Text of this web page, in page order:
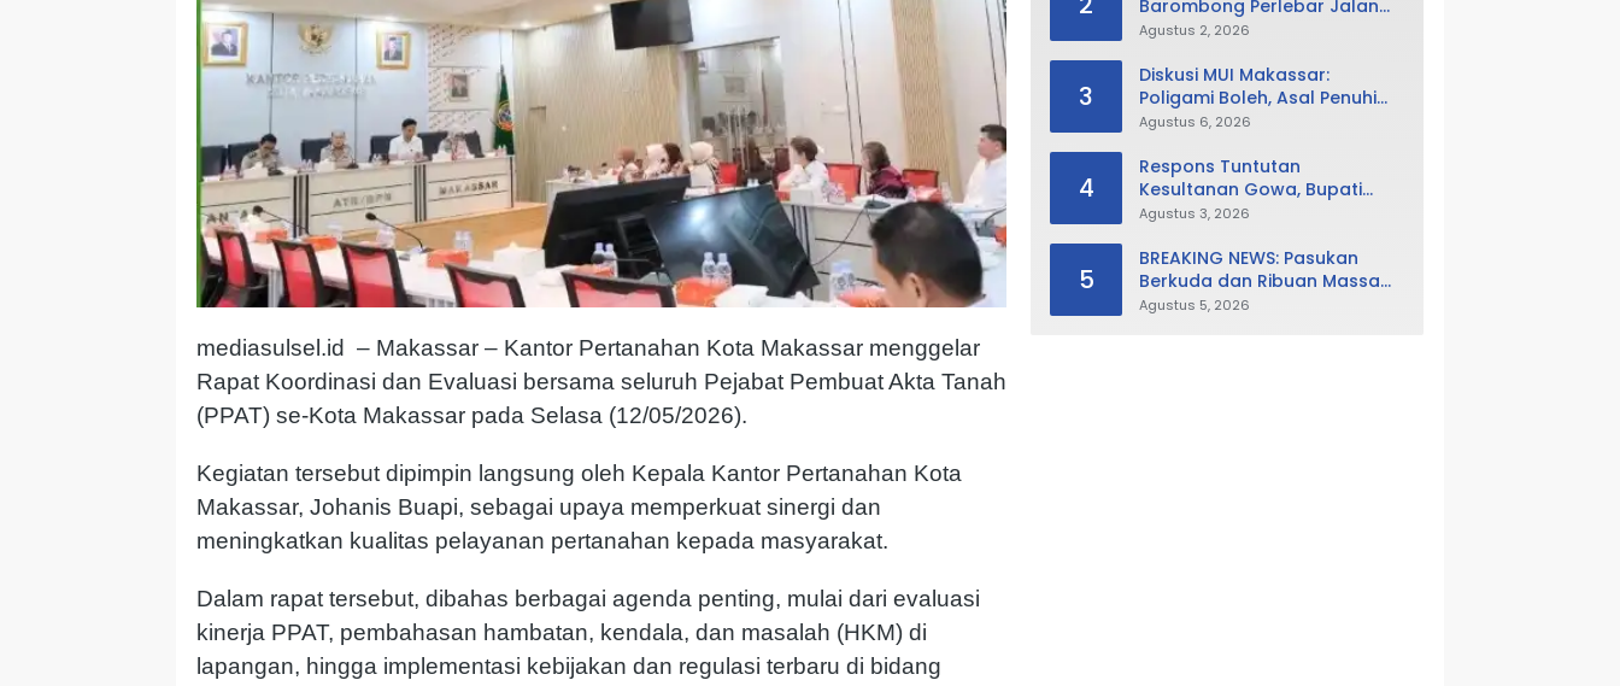
mediasulsel.id – Makassar – Kantor Pertanahan Kota Makassar menggelar
Rapat Koordinasi dan Evaluasi bersama seluruh Pejabat Pembuat Akta Tanah
(PPAT) se-Kota Makassar pada Selasa (12/05/2026).
Kegiatan tersebut dipimpin langsung oleh Kepala Kantor Pertanahan Kota
Makassar, Johanis Buapi, sebagai upaya memperkuat sinergi dan
meningkatkan kualitas pelayanan pertanahan kepada masyarakat.
Dalam rapat tersebut, dibahas berbagai agenda penting, mulai dari evaluasi
kinerja PPAT, pembahasan hambatan, kendala, dan masalah (HKM) di
lapangan, hingga implementasi kebijakan dan regulasi terbaru di bidang
Barombong Perlebar Jalan
Lingkungan, Minta Pemkot Tak
Agustus 2, 2026
3
Diskusi MUI Makassar:
Poligami Boleh, Asal Penuhi
Syarat Hukum Negara
Agustus 6, 2026
4
Respons Tuntutan
Kesultanan Gowa, Bupati
Husniah Buka Peluang
Direvisi Bahkan Diganti
Agustus 3, 2026
5
BREAKING NEWS: Pasukan
Berkuda dan Ribuan Massa
Geruduk DPRD Gowa, Desak
Agustus 5, 2026